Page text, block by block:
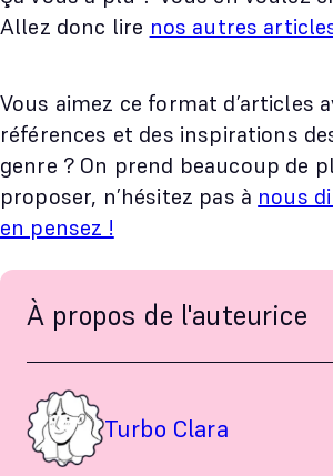
Allez donc lire nos autres
Vous aimez ce format d’articles
références et des inspirations
genre ? On prend beaucoup de
proposer, n’hésitez pas à nous
en pensez !
À propos de l'auteurice
Turbo Clara